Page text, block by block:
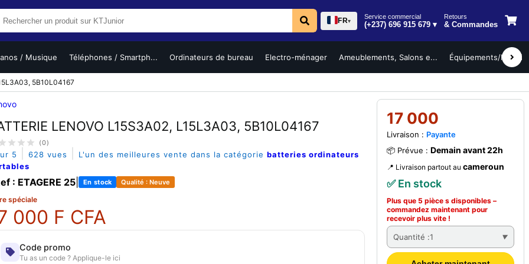
FR▾
Service commercial
(+237) 696 915 679 ▾
Retours
& Commandes
/ Musique Téléphones / Smartph... Ordinateurs de bureau Electro-ménager Ameublements, Salons e... Équipements/
5B10L04167
LENOVO L15S3A02, L15L3A03, 5B10L04167
(0)
5 628 vues L'un des meilleures vente dans la catégorie batteries ordinateurs
: ETAGERE 25 En stock Qualité : Neuve
spéciale
000 F CFA
Code promo
Tu as un code ? Applique-le ici
17 000
Livraison : Payante
📦 Prévue : Demain avant 22h
📍 Livraison partout au cameroun
✅ En stock
Plus que 5 pièce s disponibles –
commandez maintenant pour
recevoir plus vite !
Quantité :1